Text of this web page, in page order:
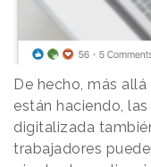
De hecho, más
están haciendo,
digitalizada
trabajadores